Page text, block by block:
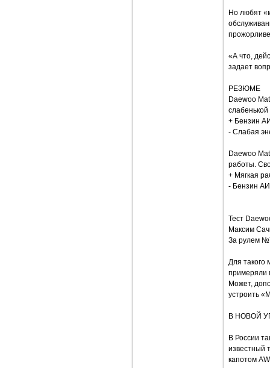
Но любят
«А что,
задает
РЕЗЮМЕ
Daewoo
+ Бензин
- Слабая
Daewoo
работы.
+ Мягкая
- Бензин
Тест
Максим
За рулем
Для такого
примеряли
Может,
устроить
В НОВОЙ
В России
известный
капотом